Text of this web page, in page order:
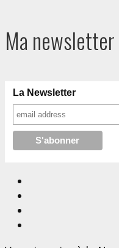
Ma newsletter
La Newsletter